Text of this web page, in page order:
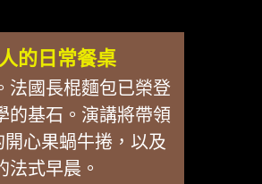
的日常餐桌
法國長棍麵包已榮登
的基石。演講將帶領
開心果蝸牛捲，以及
法式早晨。